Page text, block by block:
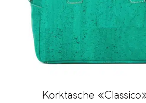
Korktasche